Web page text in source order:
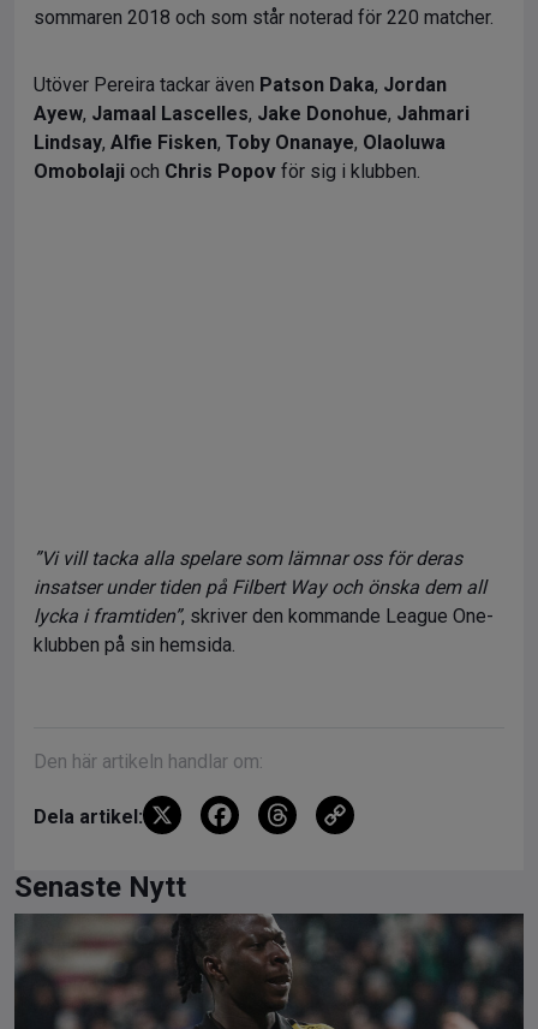
sommaren 2018 och som står noterad för 220 matcher.
Utöver Pereira tackar även Patson Daka, Jordan
Ayew, Jamaal Lascelles, Jake Donohue, Jahmari
Lindsay, Alfie Fisken, Toby Onanaye, Olaoluwa
Omobolaji och Chris Popov för sig i klubben.
”Vi vill tacka alla spelare som lämnar oss för deras
insatser under tiden på Filbert Way och önska dem all
lycka i framtiden”, skriver den kommande League One-
klubben på sin hemsida.
Den här artikeln handlar om:
Dela artikel: X
F
b
o
o
T
a
d
s
Li
n
k
Senaste Nytt